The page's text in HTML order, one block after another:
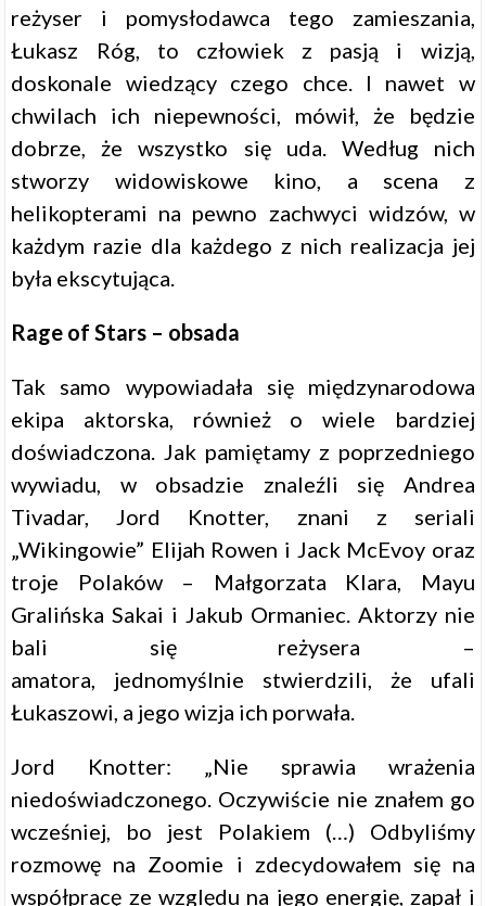
reżyser i pomysłodawca tego zamieszania,
Łukasz Róg, to człowiek z pasją i wizją,
doskonale wiedzący czego chce. I nawet w
chwilach ich niepewności, mówił, że będzie
dobrze, że wszystko się uda. Według nich
stworzy widowiskowe kino, a scena z
helikopterami na pewno zachwyci widzów, w
każdym razie dla każdego z nich realizacja jej
była ekscytująca.
Rage of Stars – obsada
Tak samo wypowiadała się międzynarodowa
ekipa aktorska, również o wiele bardziej
doświadczona. Jak pamiętamy z poprzedniego
wywiadu, w obsadzie znaleźli się Andrea
Tivadar, Jord Knotter, znani z seriali
„Wikingowie” Elijah Rowen i Jack McEvoy oraz
troje Polaków – Małgorzata Klara, Mayu
Gralińska Sakai i Jakub Ormaniec. Aktorzy nie
bali się reżysera –
amatora, jednomyślnie stwierdzili, że ufali
Łukaszowi, a jego wizja ich porwała.
Jord Knotter: „Nie sprawia wrażenia
niedoświadczonego. Oczywiście nie znałem go
wcześniej, bo jest Polakiem (…) Odbyliśmy
rozmowę na Zoomie i zdecydowałem się na
współpracę ze względu na jego energię, zapał i